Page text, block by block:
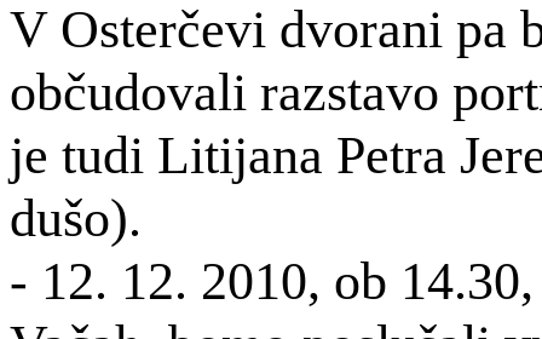
V Osterčevi dvorani pa
občudovali razstavo
je tudi Litijana Petra
dušo).
- 12. 12. 2010, ob